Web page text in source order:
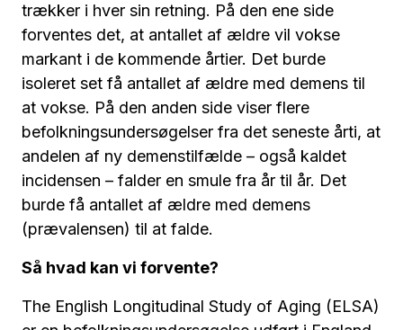
trækker i hver sin retning. På den ene side
forventes det, at antallet af ældre vil vokse
markant i de kommende årtier. Det burde
isoleret set få antallet af ældre med demens til
at vokse. På den anden side viser flere
befolkningsundersøgelser fra det seneste årti, at
andelen af ny demenstilfælde – også kaldet
incidensen – falder en smule fra år til år. Det
burde få antallet af ældre med demens
(prævalensen) til at falde.
Så hvad kan vi forvente?
The English Longitudinal Study of Aging (ELSA)